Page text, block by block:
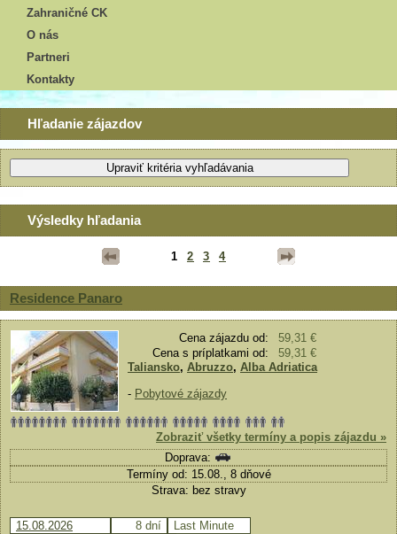
Zahraničné CK
O nás
Partneri
Kontakty
Hľadanie zájazdov
Výsledky hľadania
1 2 3 4
Residence Panaro
Cena zájazdu od:
59,31 €
Cena s príplatkami od:
59,31 €
Taliansko, Abruzzo, Alba Adriatica
- Pobytové zájazdy
Zobraziť všetky termíny a popis zájazdu »
Doprava:
Termíny od: 15.08., 8 dňové
Strava: bez stravy
15.08.2026 8 dní
Last Minute